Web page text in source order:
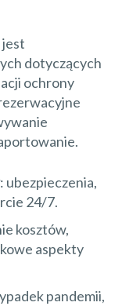
jest
dotyczących
ochrony
: ubezpieczenia,
24/7.
kosztów,
aspekty
pandemii,